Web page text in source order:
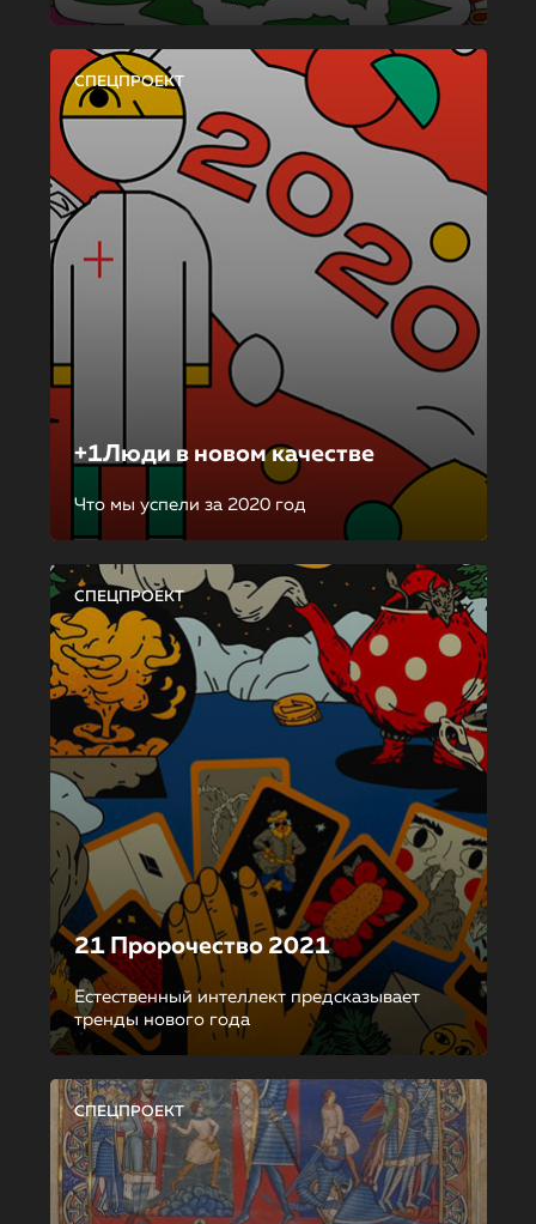
СПЕЦПРОЕКТ
+1Люди в новом качестве
Что мы успели за 2020 год
СПЕЦПРОЕКТ
21 Пророчество 2021
Естественный интеллект предсказывает
тренды нового года
СПЕЦПРОЕКТ